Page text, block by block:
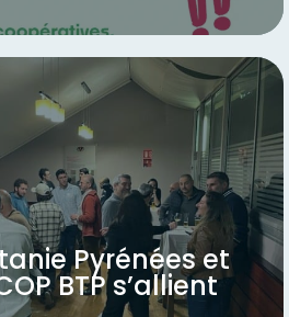
Pyrénées et
BTP s’allient